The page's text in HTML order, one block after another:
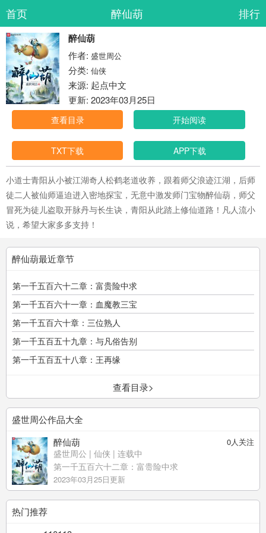
首页 醉仙葫 排行
醉仙葫
作者: 盛世周公
分类: 仙侠
来源: 起点中文
更新: 2023年03月25日
查看目录 开始阅读
TXT下载 APP下载
小道士青阳从小被江湖奇人松鹤老道收养，跟着师父浪迹江湖，后师
徒二人被仙师逼迫进入密地探宝，无意中激发师门宝物醉仙葫，师父
冒死为徒儿盗取开脉丹与长生诀，青阳从此踏上修仙道路！凡人流小
说，希望大家多多支持！
醉仙葫最近章节
第一千五百六十二章：富贵险中求
第一千五百六十一章：血魔教三宝
第一千五百六十章：三位熟人
第一千五百五十九章：与凡俗告别
第一千五百五十八章：王再缘
查看目录>
盛世周公作品大全
0人关注
醉仙葫
盛世周公 | 仙侠 | 连载中
第一千五百六十二章：富贵险中求
2023年03月25日更新
热门推荐